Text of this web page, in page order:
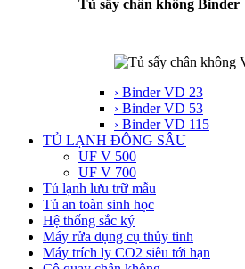
Tủ sấy chân không Binder
› Binder VD 23
› Binder VD 53
› Binder VD 115
TỦ LẠNH ĐÔNG SÂU
UF V 500
UF V 700
Tủ lạnh lưu trữ mẫu
Tủ an toàn sinh học
Hệ thống sắc ký
Máy rửa dụng cụ thủy tinh
Máy trích ly CO2 siêu tới hạn